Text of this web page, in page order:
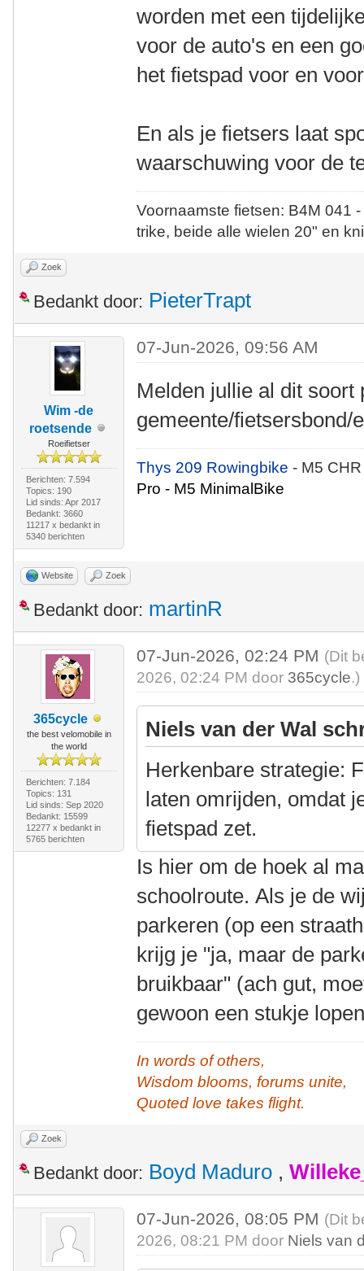
worden met een
voor de auto's en een
het fietspad voor en
En als je fietsers laat
waarschuwing voor de
Voornaamste fietsen: B4M
trike, beide alle wielen 20" en
Zoek
Bedankt door: PieterTrapt
Wim -de
roetsende
Roeifietser
Berichten: 7.594
Topics: 190
Lid sinds: Apr 2017
Bedankt: 3660
11217 x bedankt in
5340 berichten
07-Jun-2026, 09:56 AM
Melden jullie al dit soort
gemeente/fietsersbond/
Thys 209 Rowingbike- M5
Pro - M5 MinimalBike
Website Zoek
Bedankt door: martinR
365cycle
the best velomobile in
the world
Berichten: 7.184
Topics: 131
Lid sinds: Sep 2020
Bedankt: 15599
12277 x bedankt in
5765 berichten
07-Jun-2026, 02:24 PM (Dit
2026, 02:24 PM door 365cycle.)
Niels van der Wal
Herkenbare strategie:
laten omrijden, omdat
fietspad zet.
Is hier om de hoek al
schoolroute. Als je de
parkeren (op een
krijg je "ja, maar de
bruikbaar" (ach gut,
gewoon een stukje
In words of others,
Wisdom blooms, forums unite,
Quoted love takes flight.
Zoek
Bedankt door: Boyd Maduro ,
07-Jun-2026, 08:05 PM (Dit
2026, 08:21 PM door Niels van